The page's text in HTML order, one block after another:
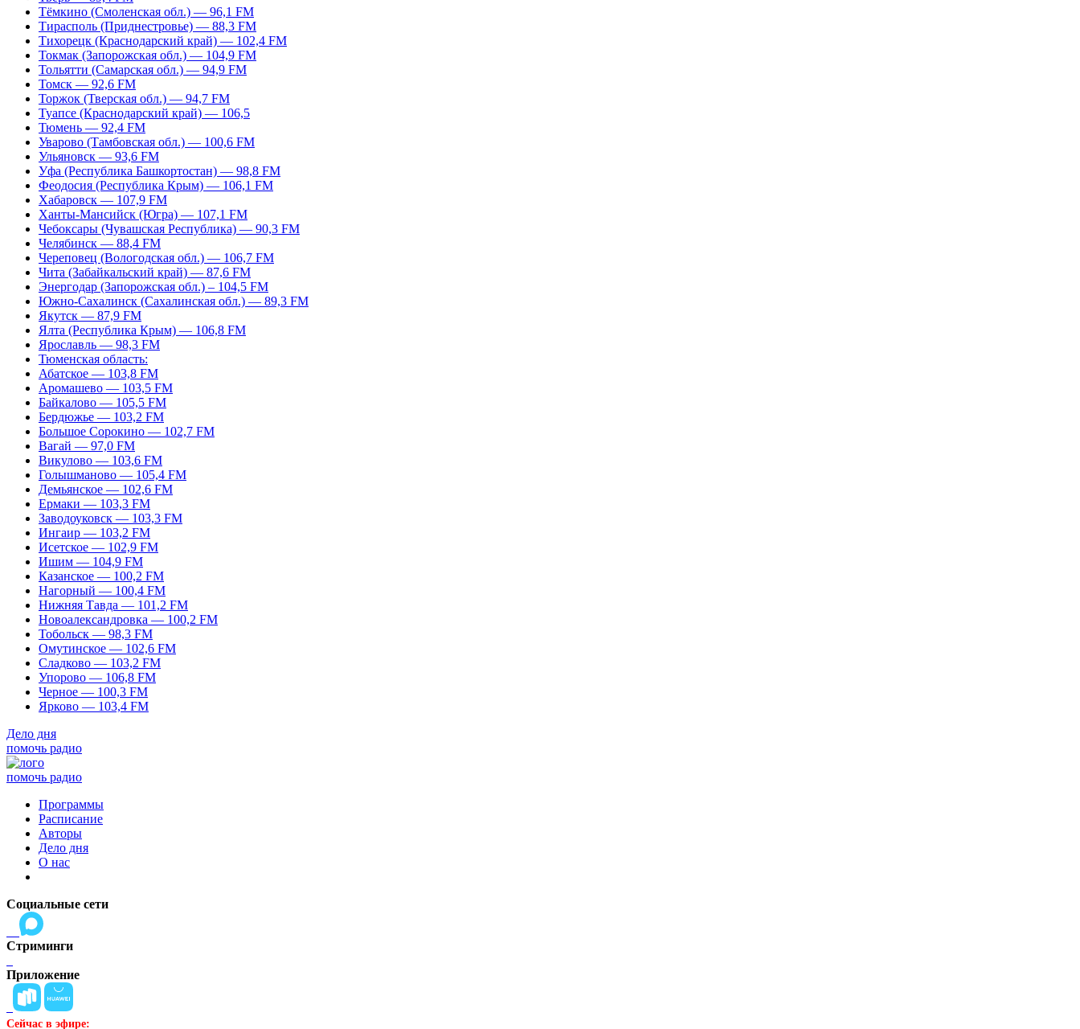
Тёмкино (Смоленская обл.) — 96,1 FM
Тирасполь (Приднестровье) — 88,3 FM
Тихорецк (Краснодарский край) — 102,4 FM
Токмак (Запорожская обл.) — 104,9 FM
Тольятти (Самарская обл.) — 94,9 FM
Томск — 92,6 FM
Торжок (Тверская обл.) — 94,7 FM
Туапсе (Краснодарский край) — 106,5
Тюмень — 92,4 FM
Уварово (Тамбовская обл.) — 100,6 FM
Ульяновск — 93,6 FM
Уфа (Республика Башкортостан) — 98,8 FM
Феодосия (Республика Крым) — 106,1 FM
Хабаровск — 107,9 FM
Ханты-Мансийск (Югра) — 107,1 FM
Чебоксары (Чувашская Республика) — 90,3 FM
Челябинск — 88,4 FM
Череповец (Вологодская обл.) — 106,7 FM
Чита (Забайкальский край) — 87,6 FM
Энергодар (Запорожская обл.) – 104,5 FM
Южно-Сахалинск (Сахалинская обл.) — 89,3 FM
Якутск — 87,9 FM
Ялта (Республика Крым) — 106,8 FM
Ярославль — 98,3 FM
Тюменская область:
Абатское — 103,8 FM
Аромашево — 103,5 FM
Байкалово — 105,5 FM
Бердюжье — 103,2 FM
Большое Сорокино — 102,7 FM
Вагай — 97,0 FM
Викулово — 103,6 FM
Голышманово — 105,4 FM
Демьянское — 102,6 FM
Ермаки — 103,3 FM
Заводоуковск — 103,3 FM
Ингаир — 103,2 FM
Исетское — 102,9 FM
Ишим — 104,9 FM
Казанское — 100,2 FM
Нагорный — 100,4 FM
Нижняя Тавда — 101,2 FM
Новоалександровка — 100,2 FM
Тобольск — 98,3 FM
Омутинское — 102,6 FM
Сладково — 103,2 FM
Упорово — 106,8 FM
Черное — 100,3 FM
Ярково — 103,4 FM
Дело дня
помочь радио
помочь радио
Программы
Расписание
Авторы
Дело дня
О нас
Социальные сети
Стриминги
Приложение
Сейчас в эфире: